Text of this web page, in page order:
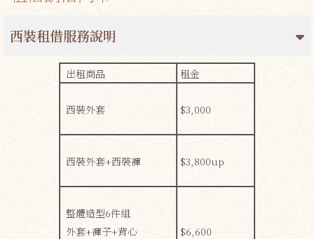
西裝租借服務說明
出租商品 租金
西裝外套 $3,000
西裝外套+西裝褲 $3,800up
整體造型6件組
外套+褲子+背心
$6,600